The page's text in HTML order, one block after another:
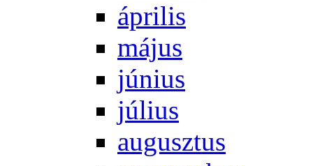
áp­ri­lis
má­jus
jú­ni­us
jú­li­us
au­gusz­tus